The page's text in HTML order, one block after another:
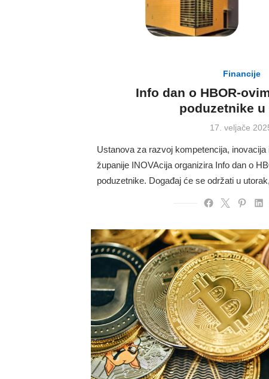
Financije
Info dan o HBOR-
poduzetnike u
Posted
17. veljače
Ustanova za razvoj kompetencija,
županije INOVAcija organizira Info dan o
poduzetnike. Događaj će se održati u